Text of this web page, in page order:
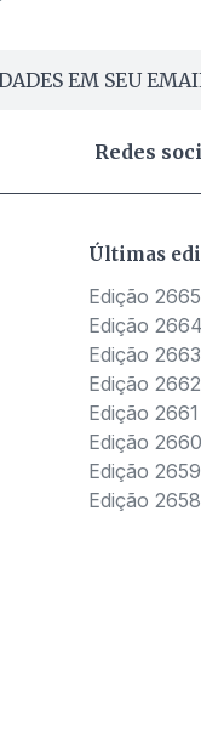
EM SEU
Redes
Últimas
Edição 2665
Edição 2664
Edição 2663
Edição 2662
Edição 2661
Edição 2660
Edição 2659
Edição 2658